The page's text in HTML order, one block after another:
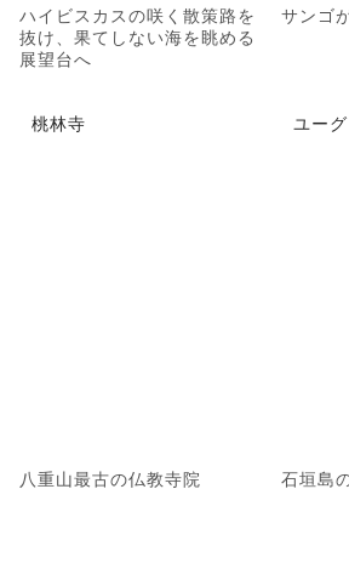
ハイビスカスの咲く散策路を
抜け、果てしない海を眺める
展望台へ
サンゴ
桃林寺
八重山最古の仏教寺院
ユー
石垣島